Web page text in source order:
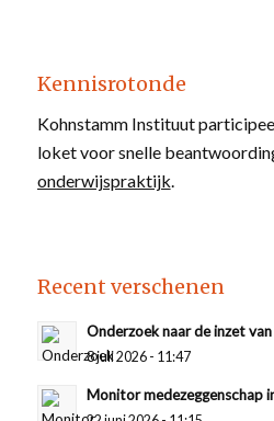
Kennisrotonde
Kohnstamm Instituut
loket voor snelle
onderwijspraktijk.
Recent verschenen
Onderzoek naar de inzet
8 juli 2026 - 11:47
Monitor medezeggenschap